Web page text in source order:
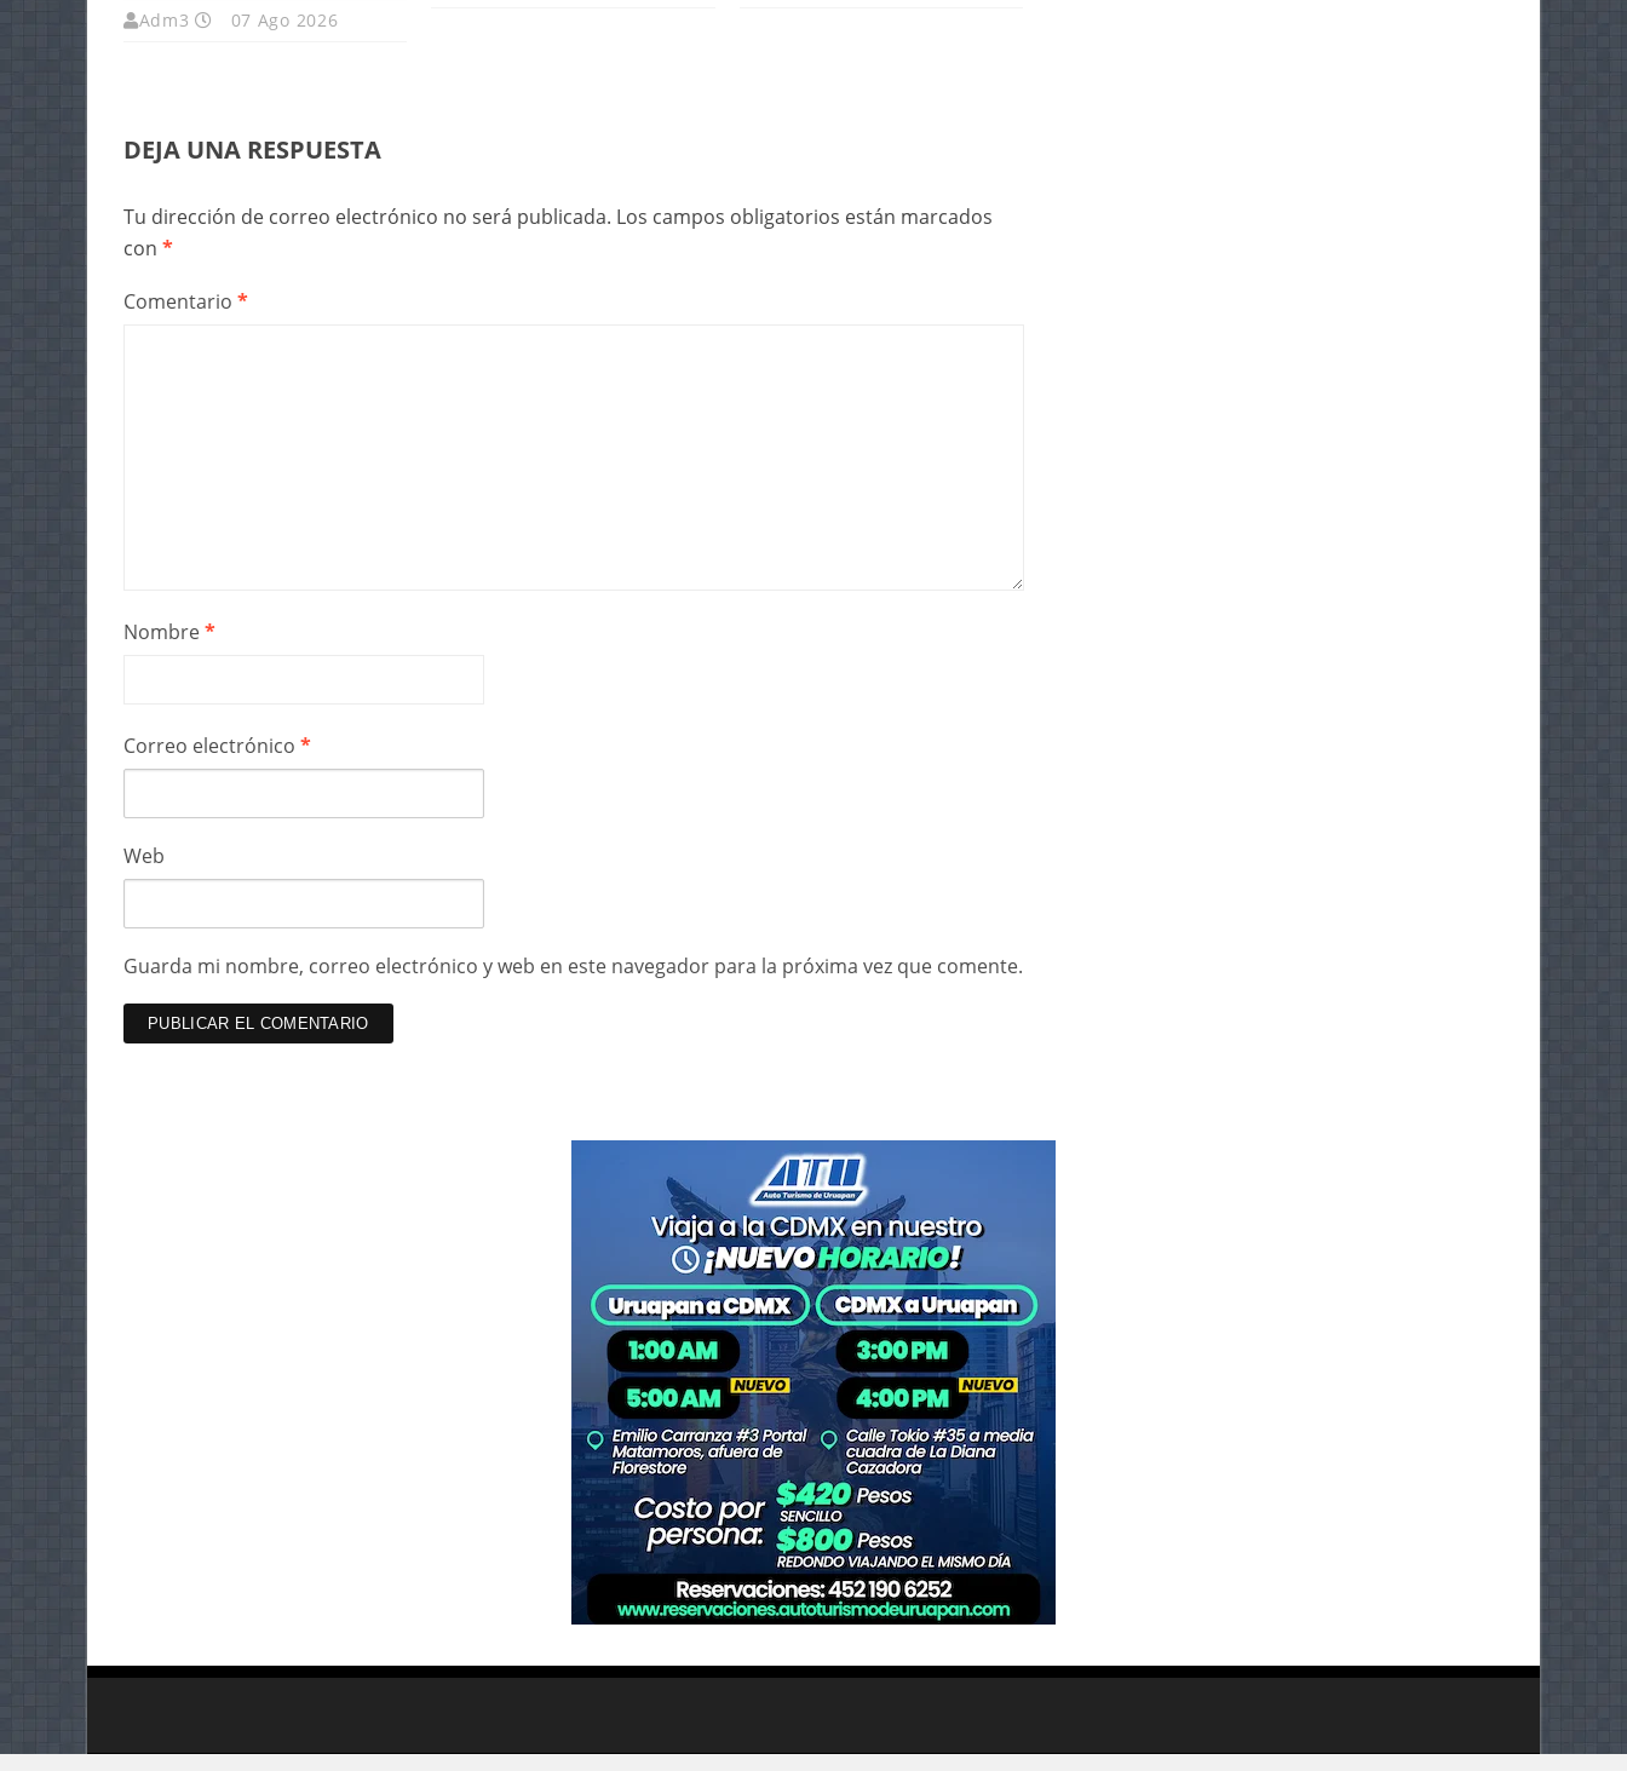
Adm3 07 Ago 2026
DEJA UNA RESPUESTA
Tu dirección de correo electrónico no será publicada. Los campos obligatorios están marcados
con *
Comentario *
Nombre*
Correo electrónico *
Web
Guarda mi nombre, correo electrónico y web en este navegador para la próxima vez que comente.